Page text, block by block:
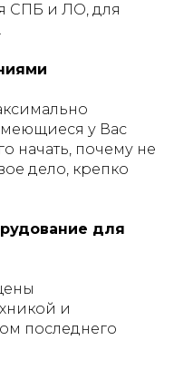
СПБ и ЛО, для
у Вас
начать, почему не
дело, крепко
для
и
последнего